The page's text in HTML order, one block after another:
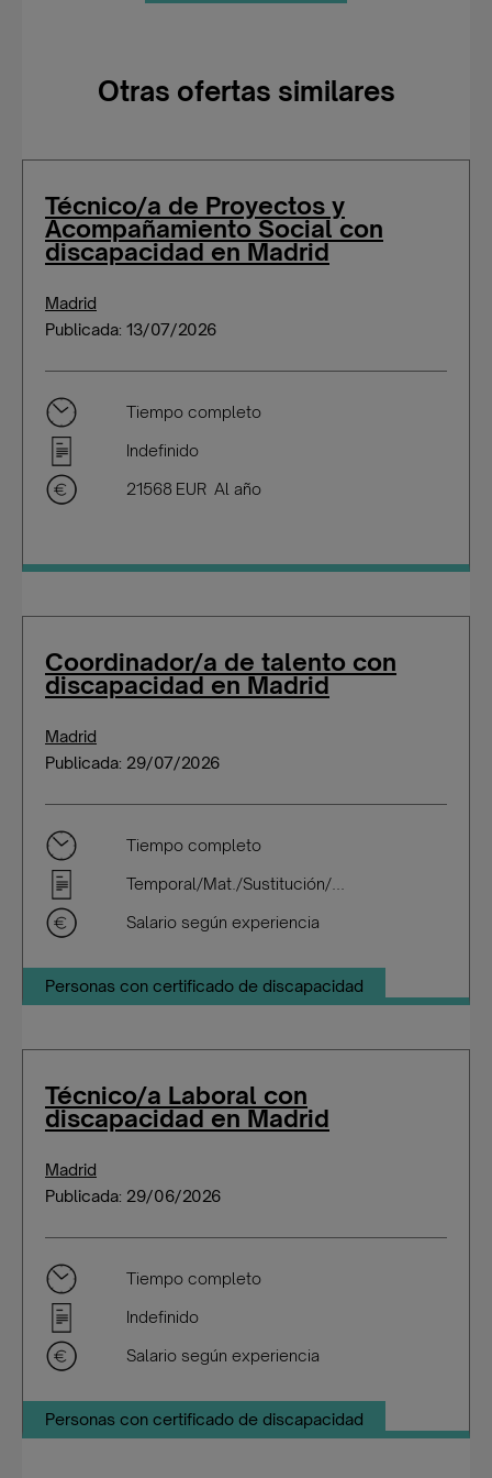
Otras ofertas similares
Técnico/a de Proyectos y
Acompañamiento Social con
discapacidad en Madrid
Madrid
Publicada: 13/07/2026
Tiempo completo
Indefinido
21568 EUR Al año
Coordinador/a de talento con
discapacidad en Madrid
Madrid
Publicada: 29/07/2026
Tiempo completo
Temporal/Mat./Sustitución/...
Salario según experiencia
Personas con certificado de discapacidad
Técnico/a Laboral con
discapacidad en Madrid
Madrid
Publicada: 29/06/2026
Tiempo completo
Indefinido
Salario según experiencia
Personas con certificado de discapacidad